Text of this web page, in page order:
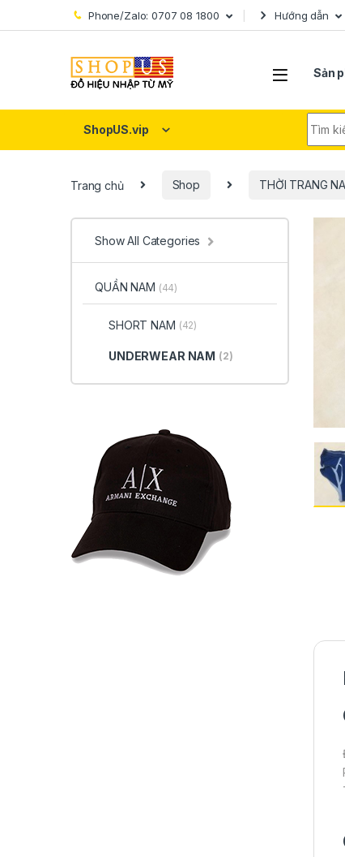
Skip to navigation
Skip to content Phone/Zalo: 0707 08 1800 Hướng dẫn
Sản
ShopUS.vip
Trang chủ Shop THỜI TRANG
Show All Categories
QUẦN NAM (44)
SHORT NAM (42)
UNDERWEAR NAM (2)